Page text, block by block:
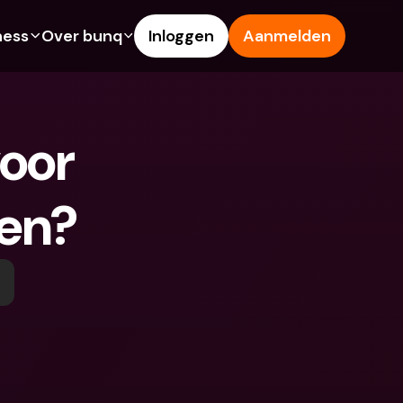
rekeningen
Creditcards
Vreemde valuta &
Geld opnemen & storten bij
een geldautomaat
Over bunq Inloggen Aanmelden